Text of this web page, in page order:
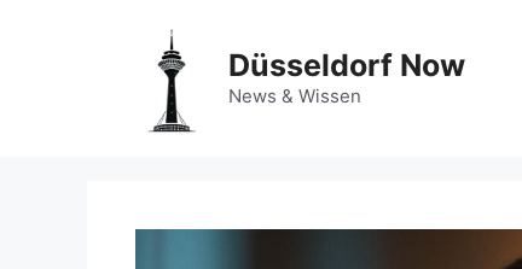
Düsseldorf Now
News & Wissen